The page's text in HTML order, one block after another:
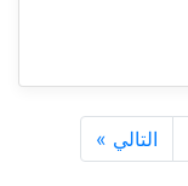
التالي »